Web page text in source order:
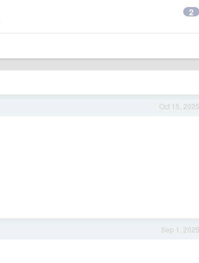
2
Oct 15, 2025
Sep 1, 2025